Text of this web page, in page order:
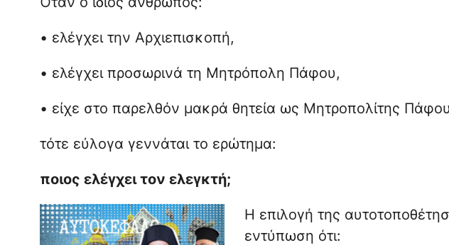
• ελέγχει την Αρχιεπισκοπή,
• ελέγχει προσωρινά τη Μητρόπολη Πάφου,
• είχε στο παρελθόν μακρά θητεία ως Μητροπολίτης
τότε εύλογα γεννάται το ερώτημα:
ποιος ελέγχει τον ελεγκτή;
Η επιλογή της
εντύπωση ότι: